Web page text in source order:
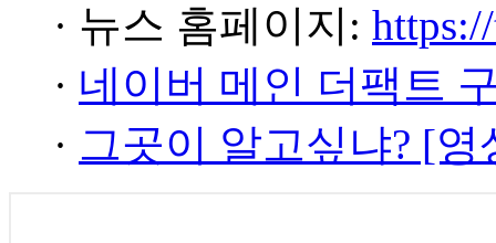
· 뉴스 홈페이지:
· 네이버 메인 더팩트
· 그곳이 알고싶냐? [